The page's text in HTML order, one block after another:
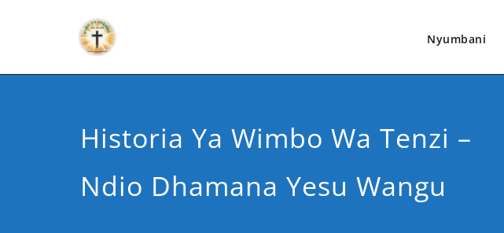
Nyumbani
Historia Ya Wimbo Wa Tenzi –
Ndio Dhamana Yesu Wangu